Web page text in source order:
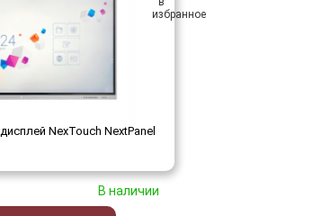
NexTouch NextPanel
В наличии